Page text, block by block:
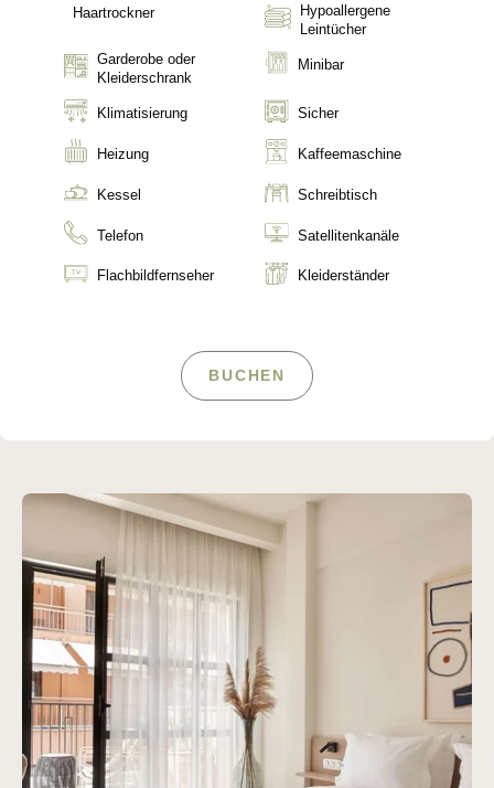
Haartrockner
Hypoallergene
Leintücher
Garderobe oder
Kleiderschrank
Minibar
Klimatisierung Sicher
Heizung Kaffeemaschine
Kessel Schreibtisch
Telefon Satellitenkanäle
Flachbildfernseher Kleiderständer
BUCHEN